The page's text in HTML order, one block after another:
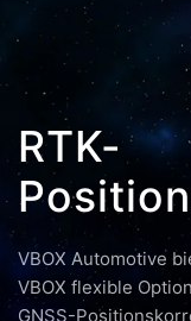
RTK-
VBOX Automotive
VBOX flexible
GNSS-